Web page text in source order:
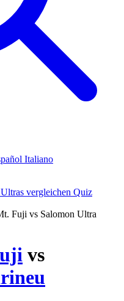
Italiano
Ultras vergleichen Quiz
Fuji vs Salomon Ultra
vs